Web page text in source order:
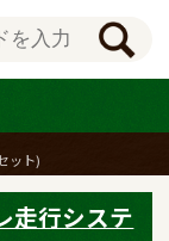
ット)
走行システ